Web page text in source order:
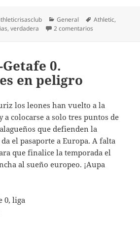
Categorías
General Etiquetas
Athletic,
,verdadera 2 comentarios
0.
en peligro
los leones han vuelto a la
colocarse a solo tres puntos de
que defienden la
el pasaporte a Europa. A falta
que finalice la temporada el
al sueño europeo. ¡Aupa